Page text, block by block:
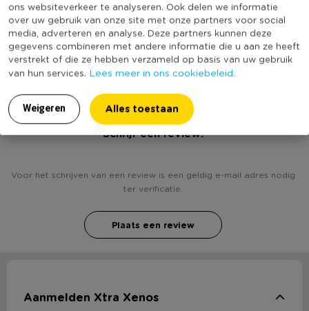
ons websiteverkeer te analyseren. Ook delen we informatie
over uw gebruik van onze site met onze partners voor social
media, adverteren en analyse. Deze partners kunnen deze
gegevens combineren met andere informatie die u aan ze heeft
verstrekt of die ze hebben verzameld op basis van uw gebruik
van hun services. Lees meer in ons cookiebeleid.
Weigeren Alles toestaan
Inhoud in liter
0,3
Duurzaamheidsscore
(Nog) geen score
bekend
Heb jij Olie schenkfles met handvat - glas - 300 ml?
Schrijf een review!
Voor het schrijven van een review is een geldig e-mail adres nodig
ter verificatie.
Plaats een review
Aanmelden Xtra Xenos